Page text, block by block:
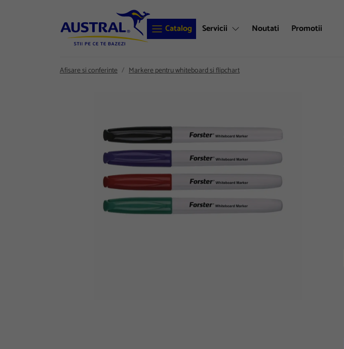
Catalog Servicii Noutati Promotii
Afisare si conferinte Markere pentru whiteboard si flipchart